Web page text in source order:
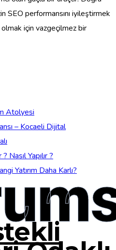
SEO performansını iyileştirmek
için vazgeçilmez bir
Atolyesi
– Kocaeli Dijital
Nasıl Yapılır ?
Yatırım Daha Karlı?